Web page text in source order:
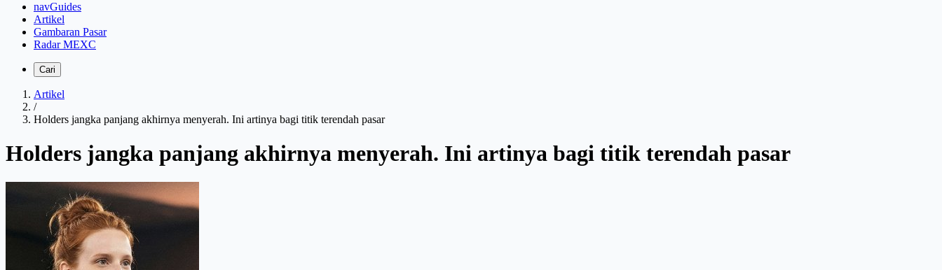
navGuides
Artikel
Gambaran Pasar
Radar MEXC
Cari
Artikel
/
Holders jangka panjang akhirnya menyerah. Ini artinya bagi titik terendah pasar
Holders jangka panjang akhirnya menyerah. Ini artinya bagi titik terendah pasar